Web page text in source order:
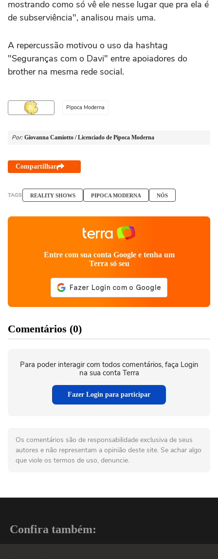
mostrando como só vê ele nesse lugar que pra ela é
de subserviência", analisou mais uma.
A repercussão motivou o uso da hashtag
"Seguranças com o Davi" entre apoiadores do
brother na mesma rede social.
Pipoca Moderna
Por: Giovanna Camiotto / Licenciado de Pipoca Moderna
Compartilhar
TAGS REALITY SHOWS PIPOCA MODERNA NÓS
Entre com sua conta Google e tenha um
Terra só seu
Comentários (0)
Para poder interagir com todos comentários, faça Login
na sua conta Terra
Fazer Login para participar
Os comentários são de responsabilidade exclusiva de seus
autores e não representam a opinião deste site. Se achar algo
que viole os termos de uso, denuncie.
Confira também: